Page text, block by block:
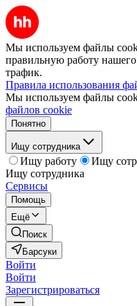
Мы используем файлы
правильную работу нашего
трафик.
Правила использования
Мы используем файлы
файлов cookie
Понятно
Ищу сотрудника
Ищу работу
Ищу
Ищу сотрудника
Сервисы
Помощь
Ещё
Поиск
Барсуки
Войти
Войти
Зарегистрироваться